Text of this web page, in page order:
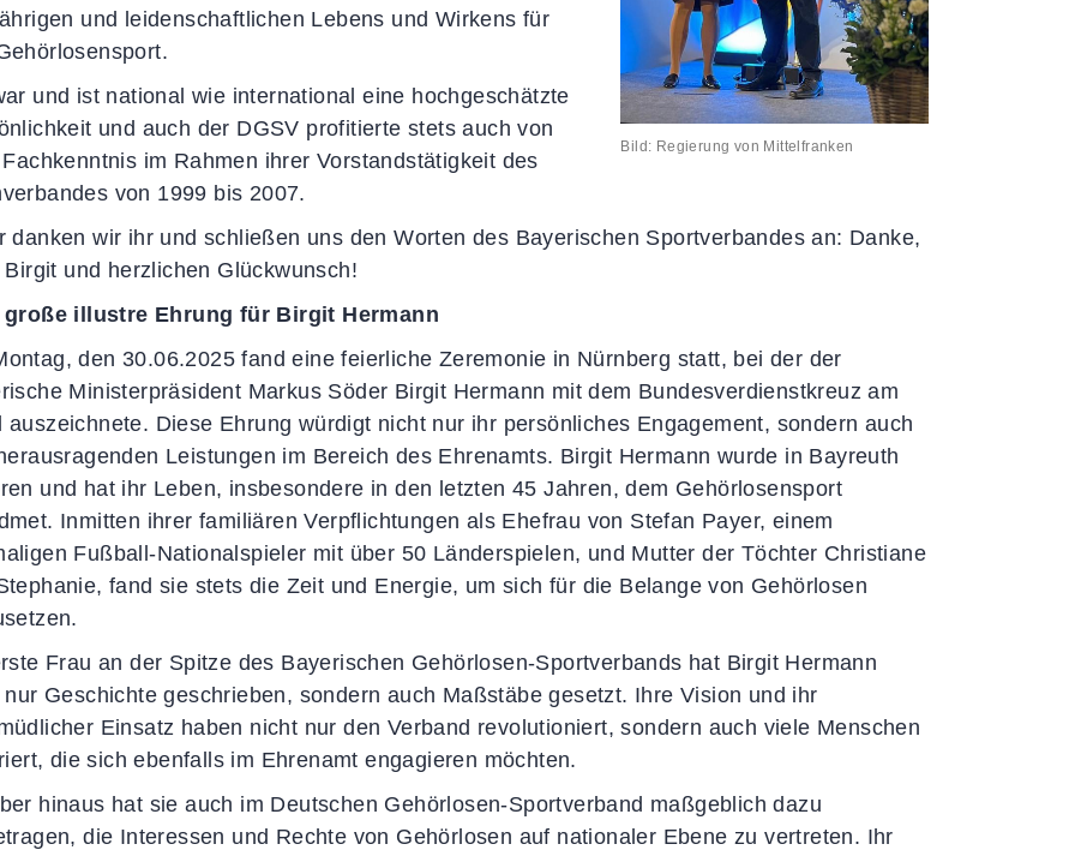
Bild: Regierung von Mittelfranken
und leidenschaftlichen Lebens und Wirkens für
und ist national wie international eine hochgeschätzte
und auch der DGSV profitierte stets auch von
im Rahmen ihrer Vorstandstätigkeit des
von 1999 bis 2007.
danken wir ihr und schließen uns den Worten des Bayerischen Sportverbandes an: Danke,
Birgit und herzlichen Glückwunsch!
große illustre Ehrung für Birgit Hermann
den 30.06.2025 fand eine feierliche Zeremonie in Nürnberg statt, bei der der
Ministerpräsident Markus Söder Birgit Hermann mit dem Bundesverdienstkreuz am
auszeichnete. Diese Ehrung würdigt nicht nur ihr persönliches Engagement, sondern auch
Leistungen im Bereich des Ehrenamts. Birgit Hermann wurde in Bayreuth
und hat ihr Leben, insbesondere in den letzten 45 Jahren, dem Gehörlosensport
Inmitten ihrer familiären Verpflichtungen als Ehefrau von Stefan Payer, einem
Fußball-Nationalspieler mit über 50 Länderspielen, und Mutter der Töchter Christiane
fand sie stets die Zeit und Energie, um sich für die Belange von Gehörlosen
Frau an der Spitze des Bayerischen Gehörlosen-Sportverbands hat Birgit Hermann
nur Geschichte geschrieben, sondern auch Maßstäbe gesetzt. Ihre Vision und ihr
Einsatz haben nicht nur den Verband revolutioniert, sondern auch viele Menschen
die sich ebenfalls im Ehrenamt engagieren möchten.
hinaus hat sie auch im Deutschen Gehörlosen-Sportverband maßgeblich dazu
die Interessen und Rechte von Gehörlosen auf nationaler Ebene zu vertreten. Ihr